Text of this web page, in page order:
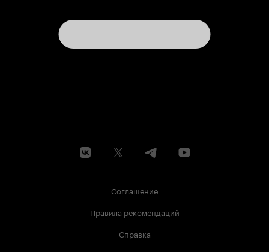
Соглашение
Правила рекомендаций
Справка